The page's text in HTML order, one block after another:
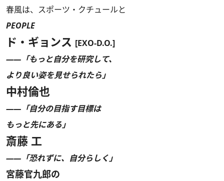
春風は、スポーツ・クチュールと
PEOPLE
ド・ギョンス [EXO-D.O.]
――「もっと自分を研究して、
より良い姿を見せられたら」
中村倫也
――「自分の目指す目標は
もっと先にある」
斎藤 工
――「恐れずに、自分らしく」
宮藤官九郎の